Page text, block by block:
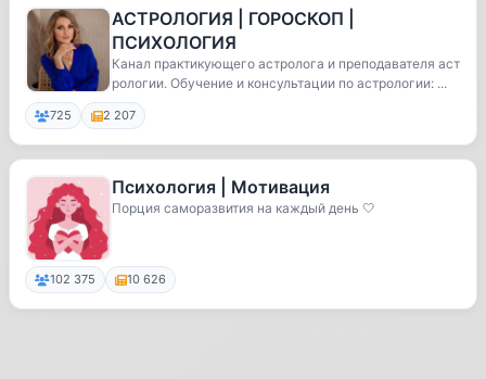
АСТРОЛОГИЯ | ГОРОСКОП |
ПСИХОЛОГИЯ
Канал практикующего астролога и преподавателя аст
рологии. Обучение и консультации по астрологии: ...
725 2 207
Психология | Мотивация
Порция саморазвития на каждый день 🤍
102 375 10 626